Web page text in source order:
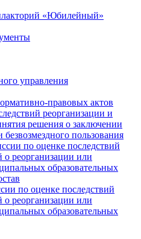
«Юбилейный»
управления
правовых актов
реорганизации и
решения о заключении
пользования
по оценке последствий
реорганизации или
образовательных
по оценке последствий
реорганизации или
образовательных